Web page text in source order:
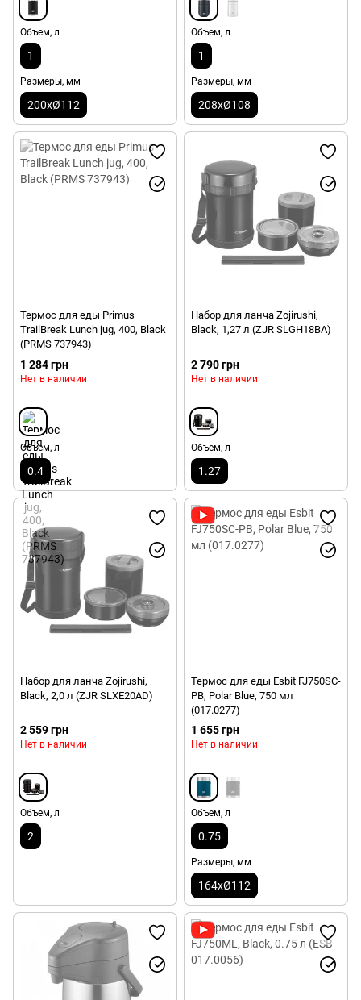
Объем, л
1
Размеры, мм
200xØ112
Объем, л
1
Размеры, мм
208xØ108
Термос для еды Primus
TrailBreak Lunch jug, 400, Black
(PRMS 737943)
1 284 грн
Нет в наличии
Объем, л
0.4
Набор для ланча Zojirushi,
Black, 1,27 л (ZJR SLGH18BA)
2 790 грн
Нет в наличии
Объем, л
1.27
Набор для ланча Zojirushi,
Black, 2,0 л (ZJR SLXE20AD)
2 559 грн
Нет в наличии
Объем, л
2
Термос для еды Esbit FJ750SC-
PB, Polar Blue, 750 мл
(017.0277)
1 655 грн
Нет в наличии
Объем, л
0.75
Размеры, мм
164xØ112